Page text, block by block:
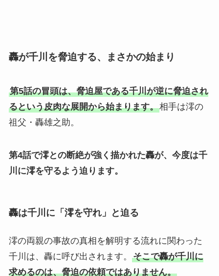
轟が千川を脅迫する、まさかの始まり
第5話の冒頭は、脅迫屋である千川が逆に脅迫され
るという皮肉な展開から始まります。相手は澪の
祖父・轟雄之助。
第4話で澪との断絶が強く描かれた轟が、今度は千
川に澪を守るよう迫ります。
轟は千川に「澪を守れ」と迫る
澪の両親の事故の真相を解明する流れに関わった
千川は、轟に呼び出されます。 そこで轟が千川に
求めるのは、脅迫の依頼ではありません。